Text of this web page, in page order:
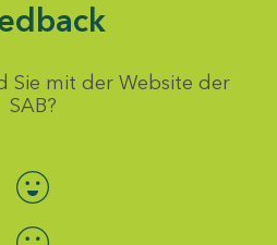
Sie mit der Website der
SAB?
Bewertung auswählen